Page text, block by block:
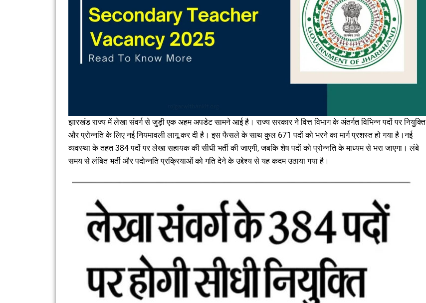
झारखंड राज्य में लेखा संवर्ग से जुड़ी एक अहम अपडेट सामने आई है। राज्य सरकार ने वित्त विभाग के अंतर्गत विभिन्न पदों पर नियुक्ति
और प्रोन्नति के लिए नई नियमावली लागू कर दी है। इस फैसले के साथ कुल 671 पदों को भरने का मार्ग प्रशस्त हो गया है।नई
व्यवस्था के तहत 384 पदों पर लेखा सहायक की सीधी भर्ती की जाएगी, जबकि शेष पदों को प्रोन्नति के माध्यम से भरा जाएगा। लंबे
समय से लंबित भर्ती और पदोन्नति प्रक्रियाओं को गति देने के उद्देश्य से यह कदम उठाया गया है।